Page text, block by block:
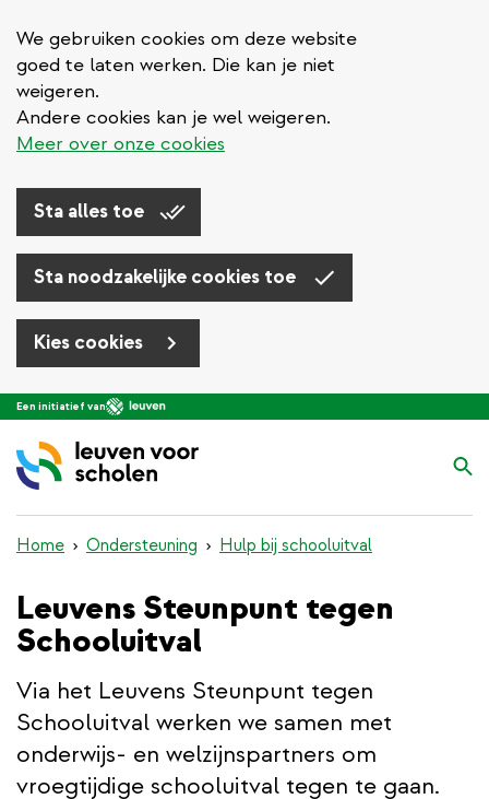
We gebruiken cookies om deze website
goed te laten werken. Die kan je niet
weigeren.
Andere cookies kan je wel weigeren.
Meer over onze cookies
Sta alles toe
Sta noodzakelijke cookies toe
Kies cookies
Overslaan
naar
de
inhoud
gaan
Een initiatief van
Home Ondersteuning Hulp bij schooluitval
Leuvens Steunpunt tegen
Schooluitval
Via het Leuvens Steunpunt tegen
Schooluitval werken we samen met
onderwijs- en welzijnspartners om
vroegtijdige schooluitval tegen te gaan.